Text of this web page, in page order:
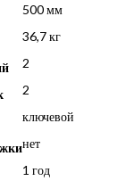
500 мм
36,7 кг
2
2
ключевой
нет
1 год